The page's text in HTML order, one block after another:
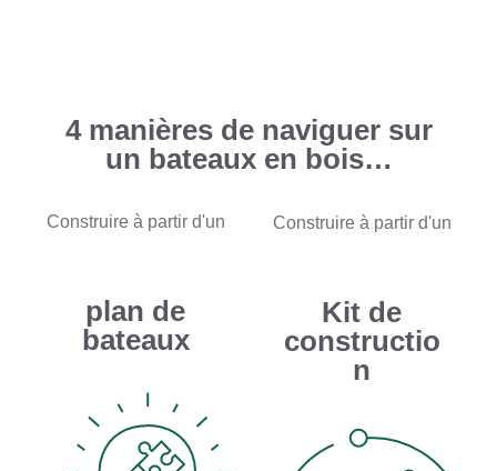
4 manières de naviguer sur
un bateaux en bois…
Construire à partir d'un
plan de
bateaux
Construire à partir d'un
Kit de
constructio
n